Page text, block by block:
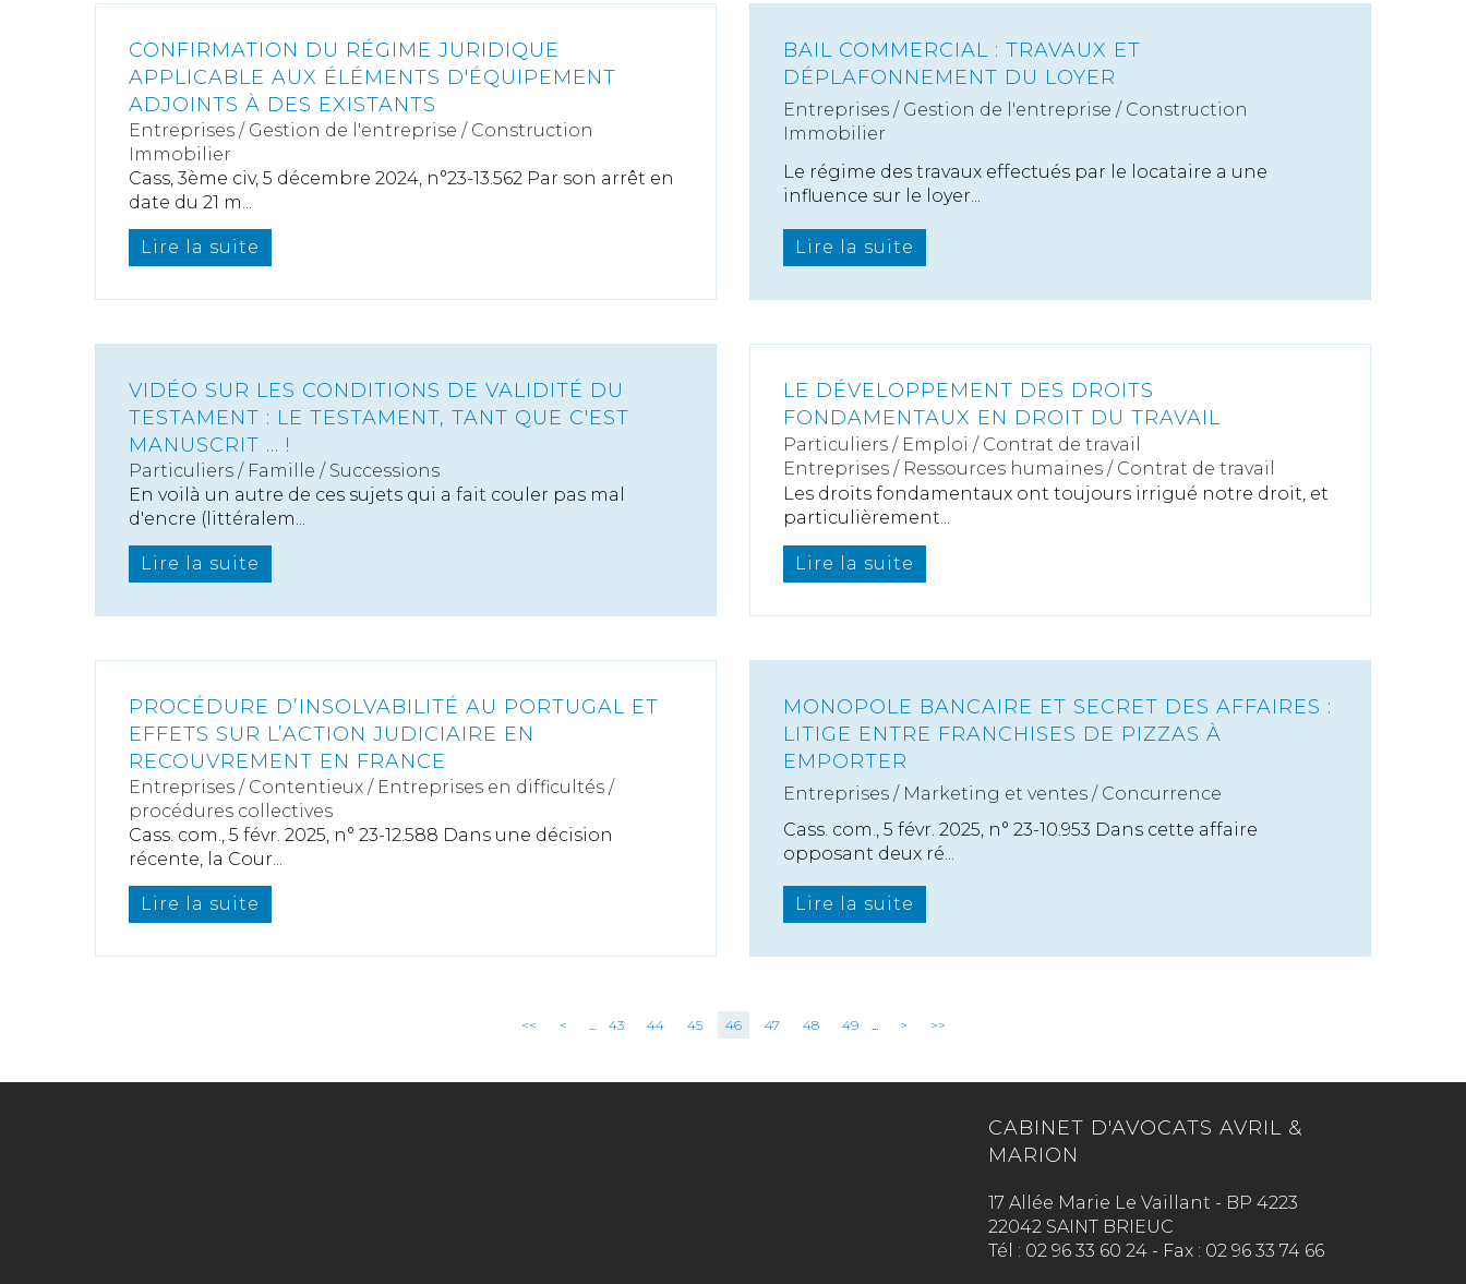
CONFIRMATION DU RÉGIME JURIDIQUE
APPLICABLE AUX ÉLÉMENTS D'ÉQUIPEMENT
ADJOINTS À DES EXISTANTS
Entreprises / Gestion de l'entreprise / Construction
Immobilier
Cass, 3ème civ, 5 décembre 2024, n°23-13.562 Par son arrêt en
date du 21 m...
Lire la suite
BAIL COMMERCIAL : TRAVAUX ET
DÉPLAFONNEMENT DU LOYER
Entreprises / Gestion de l'entreprise / Construction
Immobilier
Le régime des travaux effectués par le locataire a une
influence sur le loyer...
Lire la suite
VIDÉO SUR LES CONDITIONS DE VALIDITÉ DU
TESTAMENT : LE TESTAMENT, TANT QUE C'EST
MANUSCRIT ... !
Particuliers / Famille / Successions
En voilà un autre de ces sujets qui a fait couler pas mal
d'encre (littéralem...
Lire la suite
LE DÉVELOPPEMENT DES DROITS
FONDAMENTAUX EN DROIT DU TRAVAIL
Particuliers / Emploi / Contrat de travail
Entreprises / Ressources humaines / Contrat de travail
Les droits fondamentaux ont toujours irrigué notre droit, et
particulièrement...
Lire la suite
PROCÉDURE D’INSOLVABILITÉ AU PORTUGAL ET
EFFETS SUR L’ACTION JUDICIAIRE EN
RECOUVREMENT EN FRANCE
Entreprises / Contentieux / Entreprises en difficultés /
procédures collectives
Cass. com., 5 févr. 2025, n° 23-12.588 Dans une décision
récente, la Cour...
Lire la suite
MONOPOLE BANCAIRE ET SECRET DES AFFAIRES :
LITIGE ENTRE FRANCHISES DE PIZZAS À
EMPORTER
Entreprises / Marketing et ventes / Concurrence
Cass. com., 5 févr. 2025, n° 23-10.953 Dans cette affaire
opposant deux ré...
Lire la suite
<< < ... 43 44 45 46 47 48 49 ... > >>
CABINET D'AVOCATS AVRIL &
MARION
17 Allée Marie Le Vaillant - BP 4223
22042 SAINT BRIEUC
Tél : 02 96 33 60 24 - Fax : 02 96 33 74 66